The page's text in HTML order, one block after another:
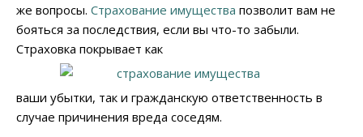
же вопросы. Страхование имущества позволит вам не
бояться за последствия, если вы что-то забыли.
Страховка покрывает как
ваши убытки, так и гражданскую ответственность в
случае причинения вреда соседям.